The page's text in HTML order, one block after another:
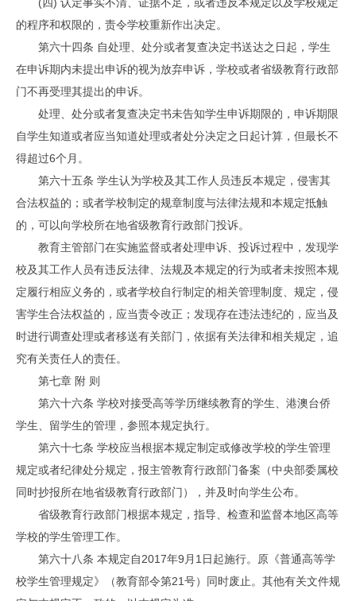
的程序和权限的，责令学校重新作出决定。
第六十四条 自处理、处分或者复查决定书送达之日起，学生
在申诉期内未提出申诉的视为放弃申诉，学校或者省级教育行政部
门不再受理其提出的申诉。
处理、处分或者复查决定书未告知学生申诉期限的，申诉期限
自学生知道或者应当知道处理或者处分决定之日起计算，但最长不
得超过6个月。
第六十五条 学生认为学校及其工作人员违反本规定，侵害其
合法权益的；或者学校制定的规章制度与法律法规和本规定抵触
的，可以向学校所在地省级教育行政部门投诉。
教育主管部门在实施监督或者处理申诉、投诉过程中，发现学
校及其工作人员有违反法律、法规及本规定的行为或者未按照本规
定履行相应义务的，或者学校自行制定的相关管理制度、规定，侵
害学生合法权益的，应当责令改正；发现存在违法违纪的，应当及
时进行调查处理或者移送有关部门，依据有关法律和相关规定，追
究有关责任人的责任。
第七章 附 则
第六十六条 学校对接受高等学历继续教育的学生、港澳台侨
学生、留学生的管理，参照本规定执行。
第六十七条 学校应当根据本规定制定或修改学校的学生管理
规定或者纪律处分规定，报主管教育行政部门备案（中央部委属校
同时抄报所在地省级教育行政部门），并及时向学生公布。
省级教育行政部门根据本规定，指导、检查和监督本地区高等
学校的学生管理工作。
第六十八条 本规定自2017年9月1日起施行。原《普通高等学
校学生管理规定》（教育部令第21号）同时废止。其他有关文件规